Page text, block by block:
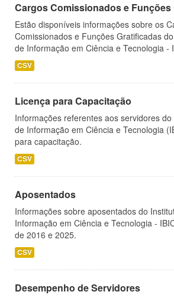
Cargos Comissionados e
Estão disponíveis informações sobre os
Comissionados e Funções Gratificadas
de Informação em Ciência e Tecnologia -
CSV
Licença para Capacitação
Informações referentes aos servidores
de Informação em Ciência e Tecnologia
para capacitação.
CSV
Aposentados
Informações sobre aposentados do
Informação em Ciência e Tecnologia -
de 2016 e 2025.
CSV
Desempenho de Servidores